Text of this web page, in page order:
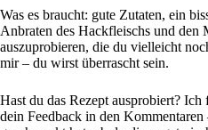
Was es braucht: gute Zutaten, ein
Anbraten des Hackfleischs und den
auszuprobieren, die du vielleicht
mir – du wirst überrascht sein.
Hast du das Rezept ausprobiert?
dein Feedback in den